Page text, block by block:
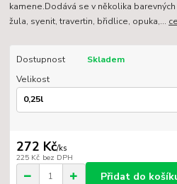
kamene.Dodává se v několika
žula, syenit, travertin, břidlice, opuka,...
Dostupnost
Skladem
Velikost
272 Kč/ks
225 Kč bez DPH
Přidat do